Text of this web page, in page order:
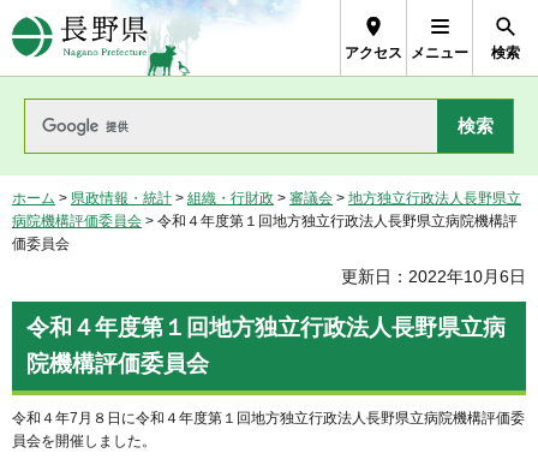
長野県Nagano Prefecture
アクセス メニュー 検索
ホーム > 県政情報・統計 > 組織・行財政 > 審議会 > 地方独立行政法人長野県立
病院機構評価委員会 > 令和４年度第１回地方独立行政法人長野県立病院機構評
価委員会
更新日：2022年10月6日
令和４年度第１回地方独立行政法人長野県立病
院機構評価委員会
令和４年7月８日に令和４年度第１回地方独立行政法人長野県立病院機構評価委
員会を開催しました。